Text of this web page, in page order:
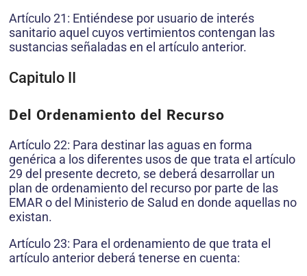
Artículo 21: Entiéndese por usuario de interés
sanitario aquel cuyos vertimientos contengan las
sustancias señaladas en el artículo anterior.
Capitulo II
Del Ordenamiento del Recurso
Artículo 22: Para destinar las aguas en forma
genérica a los diferentes usos de que trata el artículo
29 del presente decreto, se deberá desarrollar un
plan de ordenamiento del recurso por parte de las
EMAR o del Ministerio de Salud en donde aquellas no
existan.
Artículo 23: Para el ordenamiento de que trata el
artículo anterior deberá tenerse en cuenta: